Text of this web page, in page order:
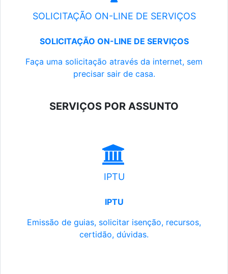
SOLICITAÇÃO ON-LINE DE SERVIÇOS
SOLICITAÇÃO ON-LINE DE SERVIÇOS
Faça uma solicitação através da internet, sem
precisar sair de casa.
SERVIÇOS POR ASSUNTO
IPTU
IPTU
Emissão de guias, solicitar isenção, recursos,
certidão, dúvidas.